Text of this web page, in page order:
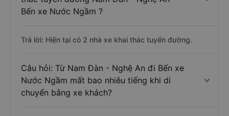
Bến xe Nước Ngầm ?
Trả lời: Hiện tại có 2 nhà xe khai thác tuyến đường.
Câu hỏi: Từ Nam Đàn - Nghệ An đi Bến xe
Nước Ngầm mất bao nhiêu tiếng khi di
chuyển bằng xe khách?